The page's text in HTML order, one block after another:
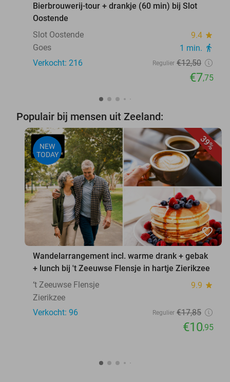
Bierbrouwerij-tour + drankje (60 min) bij Slot
Oostende
Slot Oostende
9.4 star
Goes 1 min. directions_walk
Verkocht: 216 Regulier €12,50
€7,75
Populair bij mensen uit Zeeland:
39%
NEW
TODAY
favorite_border
Wandelarrangement incl. warme drank + gebak
+ lunch bij 't Zeeuwse Flensje in hartje Zierikzee
‘t Zeeuwse Flensje
9.9 star
Zierikzee
Verkocht: 96
Regulier €17,85
€10,95